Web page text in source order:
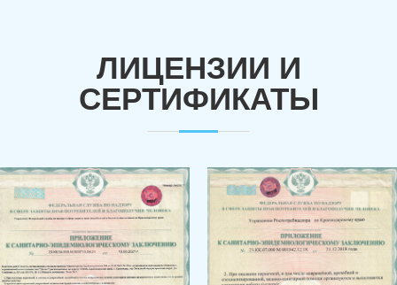
ЛИЦЕНЗИИ И
СЕРТИФИКАТЫ